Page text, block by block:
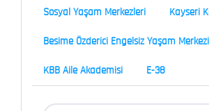
Sosyal Yaşam Merkezleri Kayseri
Besime Özderici Engelsiz Yaşam Merkezi
KBB Aile Akademisi E-38